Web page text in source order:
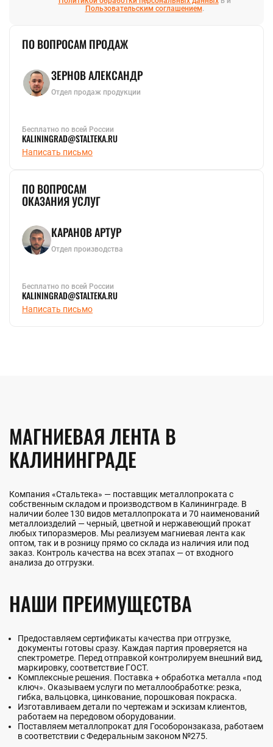
Пользовательским соглашением.
ПО ВОПРОСАМ ПРОДАЖ
ЗЕРНОВ АЛЕКСАНДР
Отдел продаж продукции
Бесплатно по всей России
KALININGRAD@STALTEKA.RU
Написать письмо
ПО ВОПРОСАМ
ОКАЗАНИЯ УСЛУГ
КАРАНОВ АРТУР
Отдел производства
Бесплатно по всей России
KALININGRAD@STALTEKA.RU
Написать письмо
МАГНИЕВАЯ ЛЕНТА В
КАЛИНИНГРАДЕ
Компания «Стальтека» — поставщик металлопроката с
собственным складом и производством в Калининграде. В
наличии более 130 видов металлопроката и 70 наименований
металлоизделий — черный, цветной и нержавеющий прокат
любых типоразмеров. Мы реализуем магниевая лента как
оптом, так и в розницу прямо со склада из наличия или под
заказ. Контроль качества на всех этапах — от входного
анализа до отгрузки.
НАШИ ПРЕИМУЩЕСТВА
Предоставляем сертификаты качества при отгрузке,
документы готовы сразу. Каждая партия проверяется на
спектрометре. Перед отправкой контролируем внешний вид,
маркировку, соответствие ГОСТ.
Комплексные решения. Поставка + обработка металла «под
ключ». Оказываем услуги по металлообработке: резка,
гибка, вальцовка, цинкование, порошковая покраска.
Изготавливаем детали по чертежам и эскизам клиентов,
работаем на передовом оборудовании.
Поставляем металлопрокат для Гособоронзаказа, работаем
в соответствии с Федеральным законом №275.